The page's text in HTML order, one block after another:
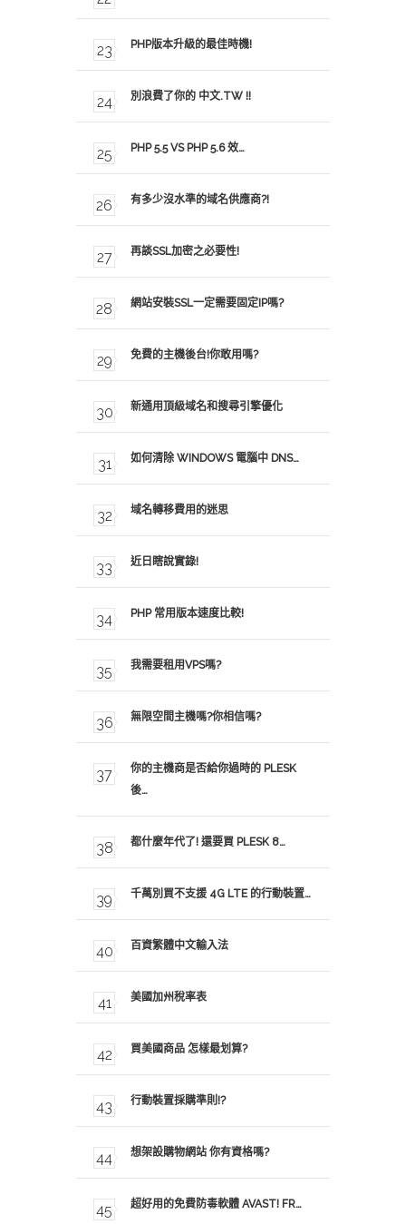
PHP版本升級的最佳時機!
別浪費了你的 中文.TW !!
PHP 5.5 VS PHP 5.6 效…
有多少沒水準的域名供應商?!
再談SSL加密之必要性!
網站安裝SSL一定需要固定IP嗎?
免費的主機後台!你敢用嗎?
新通用頂級域名和搜尋引擎優化
如何清除 WINDOWS 電腦中 DNS…
域名轉移費用的迷思
近日瞎說實錄!
PHP 常用版本速度比較!
我需要租用VPS嗎?
無限空間主機嗎?你相信嗎?
你的主機商是否給你過時的 PLESK
後…
都什麼年代了! 還要買 PLESK 8…
千萬別買不支援 4G LTE 的行動裝置…
百資繁體中文輸入法
美國加州稅率表
買美國商品 怎樣最划算?
行動裝置採購準則!?
想架設購物網站 你有資格嗎?
超好用的免費防毒軟體 AVAST! FR…